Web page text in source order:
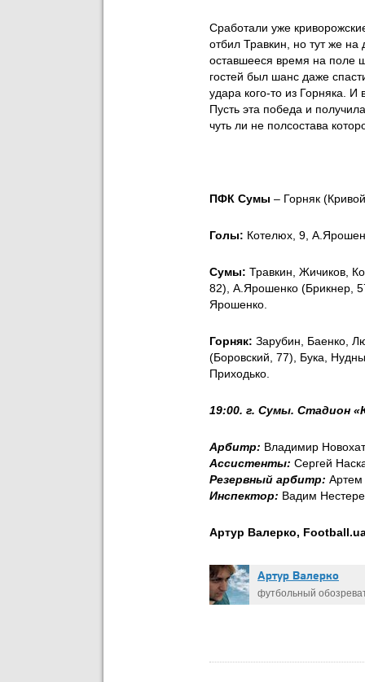
Сработали уже
отбил Травкин, но тут же
оставшееся время на поле
гостей был шанс даже
удара кого-то из Горняка. И
Пусть эта победа и
чуть ли не полсостава
ПФК Сумы – Горняк
Голы: Котелюх, 9,
Сумы: Травкин, Жичиков,
82), А.Ярошенко (Брикнер,
Ярошенко.
Горняк: Зарубин, Баенко,
(Боровский, 77), Бука,
Приходько.
19:00. г. Сумы. Стадион
Арбитр: Владимир
Ассистенты: Сергей
Резервный арбитр: Артем
Инспектор: Вадим
Артур Валерко,
Артур Валерко
футбольный